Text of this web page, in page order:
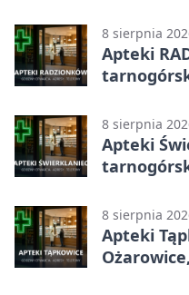
8 sierpnia
Apteki
8 sierpnia
Apteki
8 sierpnia
Apteki